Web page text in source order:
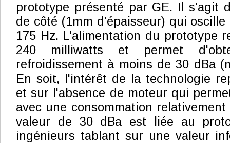
prototype présenté par GE. Il s'agit
de côté (1mm d'épaisseur) qui
175 Hz. L'alimentation du prototype
240 milliwatts et permet
refroidissement à moins de 30 dBa
En soit, l'intérêt de la technologie
et sur l'absence de moteur qui
avec une consommation
valeur de 30 dBa est liée au
ingénieurs tablant sur une valeur